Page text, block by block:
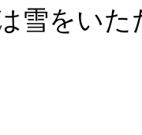
雪をいた